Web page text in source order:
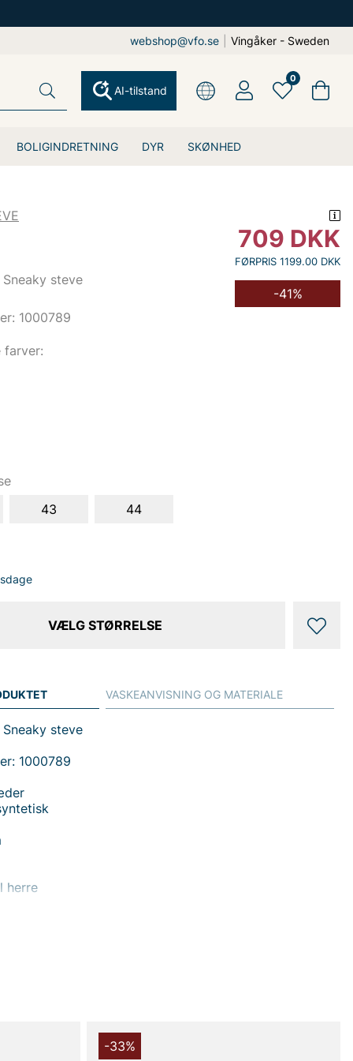
webshop@vfo.se Vingåker - Sweden
BOLIGINDRETNING DYR SKØNHED
AI-tilstand
0
steve
1000789
709 DKK
FØRPRIS 1199.00 DKK
-41%
farver:
43
44
VÆLG STØRRELSE
steve
1000789
herre
VASKEANVISNING OG MATERIALE
-33%